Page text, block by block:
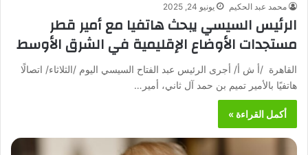
محمد عبد الحكيم يونيو 24, 2025
الرئيس السيسي يبحث هاتفيا مع أمير قطر
مستجدات الأوضاع الإقليمية في الشرق الأوسط
القاهرة /أ ش أ/ أجرى الرئيس عبد الفتاح السيسي اليوم /الثلاثاء/ اتصالًا
هاتفيًا بالأمير تميم بن حمد آل ثاني، أمير…
أكمل القراءة »